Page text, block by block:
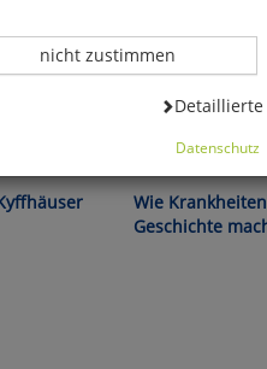
Ronald D. Gerste:
Wie Krankheiten
Geschichte
Datenverarbeitung -
nicht zustimmen
Datenschutz
ablehnen, wird Ihr Besuch
Bitte beachten Sie, dass